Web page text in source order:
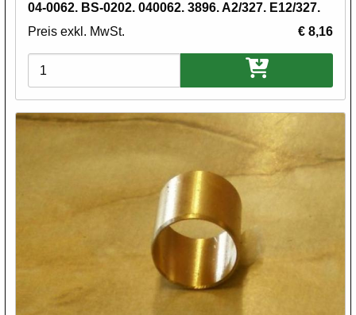
04-0062. BS-0202. 040062. 3896. A2/327. E12/327.
Preis exkl. MwSt.
€ 8,16
Varianten